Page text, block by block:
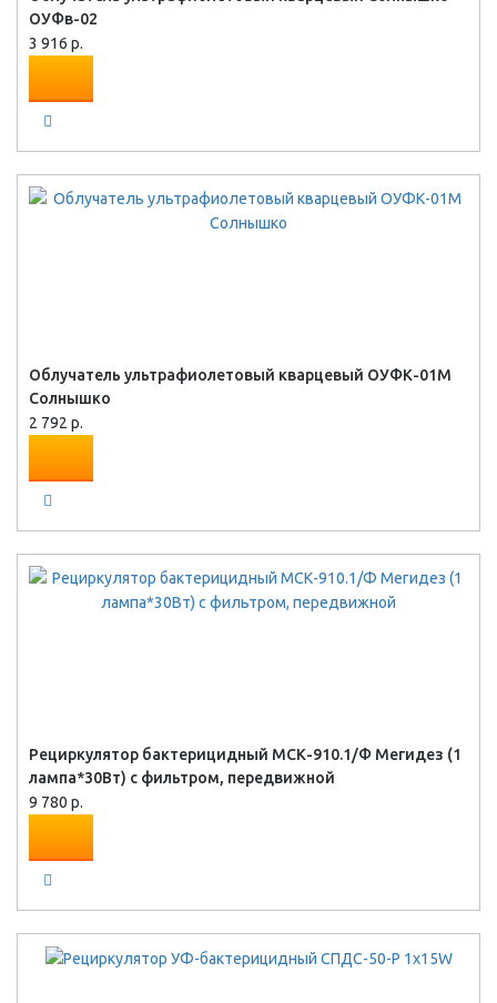
ОУФв-02
3 916 р.
Облучатель ультрафиолетовый кварцевый ОУФК-01М
Солнышко
2 792 р.
Рециркулятор бактерицидный МСК-910.1/Ф Мегидез (1
лампа*30Вт) с фильтром, передвижной
9 780 р.